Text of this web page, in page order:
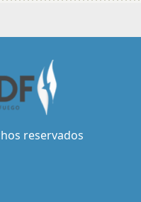
reservados